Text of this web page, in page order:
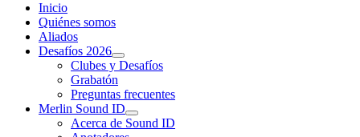
Inicio
Quiénes somos
Aliados
Desafíos 2026
Clubes y Desafíos
Grabatón
Preguntas frecuentes
Merlin Sound ID
Acerca de Sound ID